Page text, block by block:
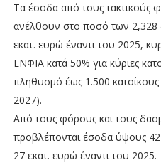
Τα έσοδα από τους τακτικούς
ανέλθουν στο ποσό των 2,328
εκατ. ευρώ έναντι του 2025,
ΕΝΦΙΑ κατά 50% για κύριες
πληθυσμό έως 1.500 κατοίκους
2027).
Από τους φόρους και τους
προβλέπονται έσοδα ύψους
27 εκατ. ευρώ έναντι του 2025.